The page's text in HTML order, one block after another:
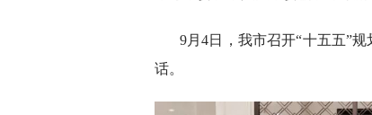
9月4日，我市召开“十五五”
话。